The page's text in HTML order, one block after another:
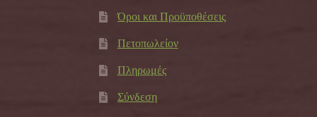
Όροι και Προϋποθέσεις
Πετοπωλείον
Πληρωμές
Σύνδεση